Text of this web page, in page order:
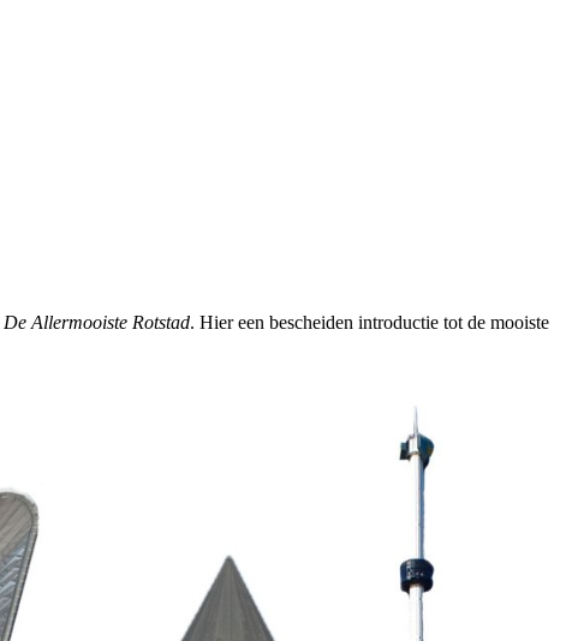
De Allermooiste Rotstad. Hier een bescheiden introductie tot de mooiste